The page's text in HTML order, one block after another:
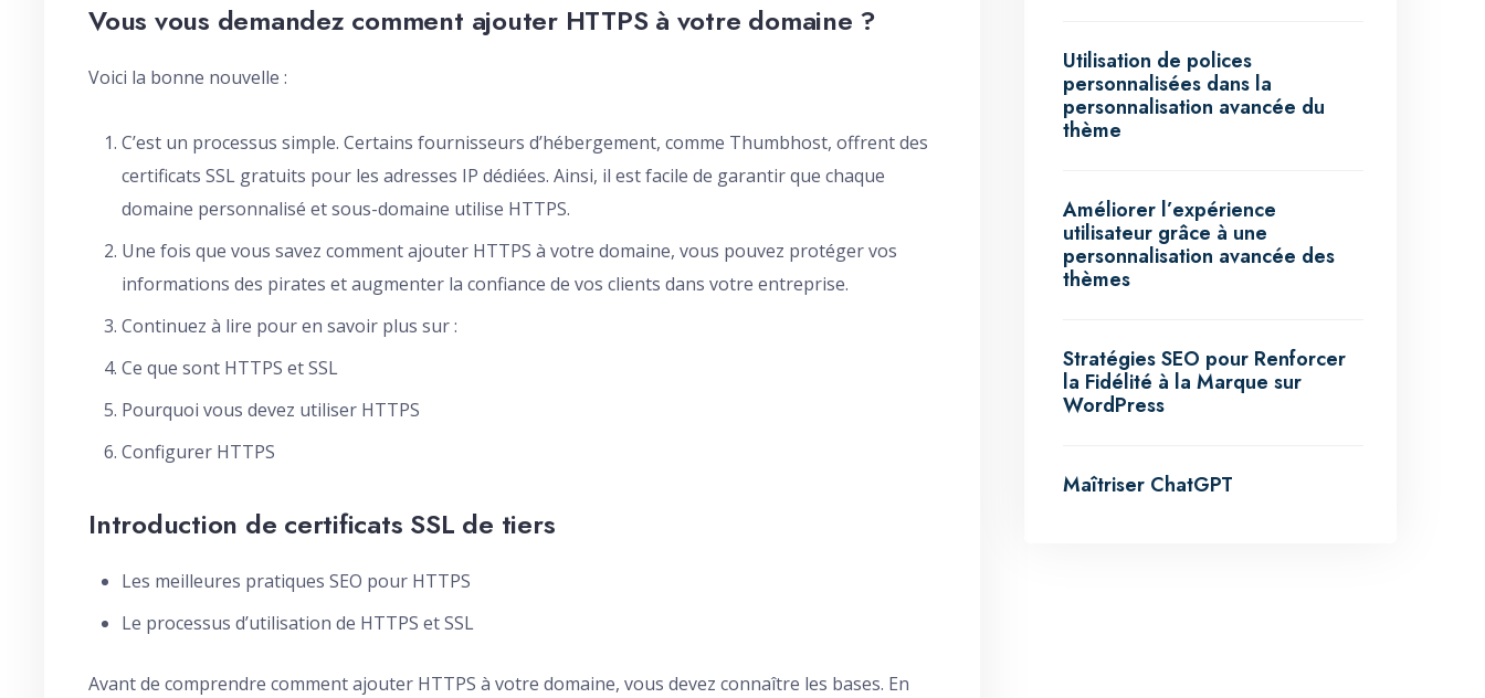
Vous vous demandez comment ajouter HTTPS à votre domaine ?
Voici la bonne nouvelle :
C’est un processus simple. Certains fournisseurs d’hébergement, comme Thumbhost, offrent des
certificats SSL gratuits pour les adresses IP dédiées. Ainsi, il est facile de garantir que chaque
domaine personnalisé et sous-domaine utilise HTTPS.
Une fois que vous savez comment ajouter HTTPS à votre domaine, vous pouvez protéger vos
informations des pirates et augmenter la confiance de vos clients dans votre entreprise.
Continuez à lire pour en savoir plus sur :
Ce que sont HTTPS et SSL
Pourquoi vous devez utiliser HTTPS
Configurer HTTPS
Introduction de certificats SSL de tiers
Les meilleures pratiques SEO pour HTTPS
Le processus d’utilisation de HTTPS et SSL
Avant de comprendre comment ajouter HTTPS à votre domaine, vous devez connaître les bases. En
Utilisation de polices
personnalisées dans la
personnalisation avancée du
thème
Améliorer l’expérience
utilisateur grâce à une
personnalisation avancée des
thèmes
Stratégies SEO pour Renforcer
la Fidélité à la Marque sur
WordPress
Maîtriser ChatGPT